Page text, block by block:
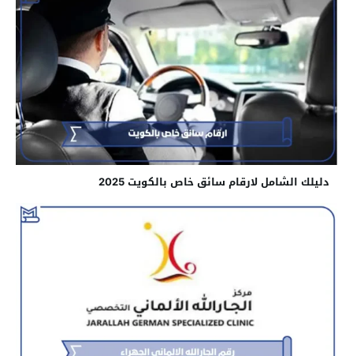
دليلك الشامل لارقام سائق خاص بالكويت 2025